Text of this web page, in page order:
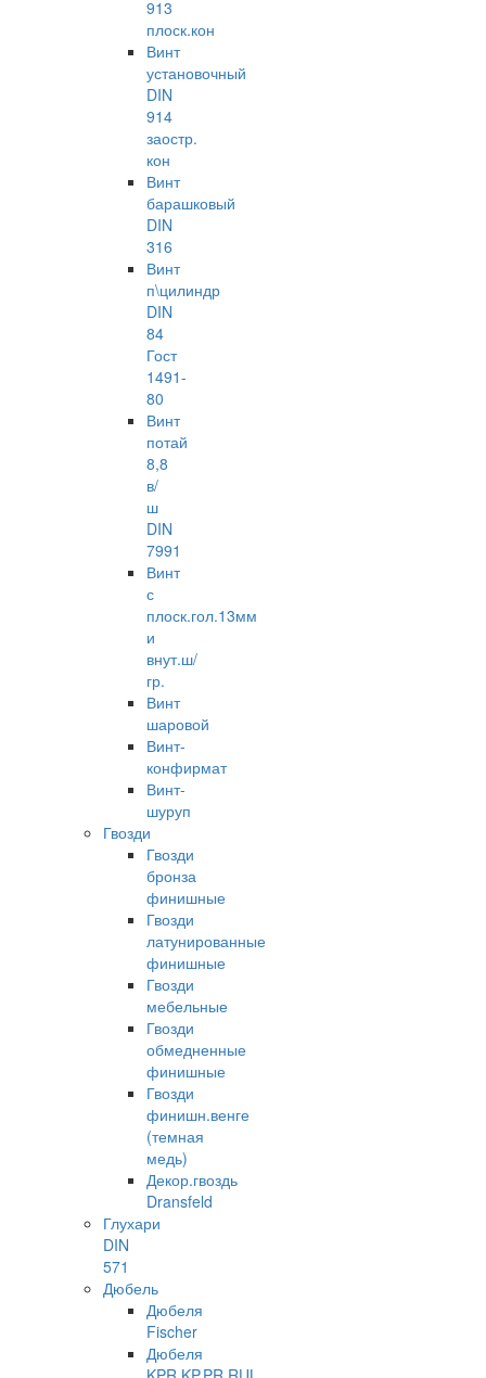
913
плоск.кон
Винт
установочный
DIN
914
заостр.
кон
Винт
барашковый
DIN
316
Винт
п\цилиндр
DIN
84
Гост
1491-
80
Винт
потай
8,8
в/
ш
DIN
7991
Винт
с
плоск.гол.13мм
и
внут.ш/
гр.
Винт
шаровой
Винт-
конфирмат
Винт-
шуруп
Гвозди
Гвозди
бронза
финишные
Гвозди
латунированные
финишные
Гвозди
мебельные
Гвозди
обмедненные
финишные
Гвозди
финишн.венге
(темная
медь)
Декор.гвоздь
Dransfeld
Глухари
DIN
571
Дюбель
Дюбеля
Fischer
Дюбеля